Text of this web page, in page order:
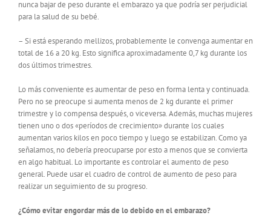
nunca bajar de peso durante el embarazo ya que podría ser perjudicial
para la salud de su bebé.
– Si está esperando mellizos, probablemente le convenga aumentar en
total de 16 a 20 kg. Esto significa aproximadamente 0,7 kg durante los
dos últimos trimestres.
Lo más conveniente es aumentar de peso en forma lenta y continuada.
Pero no se preocupe si aumenta menos de 2 kg durante el primer
trimestre y lo compensa después, o viceversa. Además, muchas mujeres
tienen uno o dos «períodos de crecimiento» durante los cuales
aumentan varios kilos en poco tiempo y luego se estabilizan. Como ya
señalamos, no debería preocuparse por esto a menos que se convierta
en algo habitual. Lo importante es controlar el aumento de peso
general. Puede usar el cuadro de control de aumento de peso para
realizar un seguimiento de su progreso.
¿Cómo evitar engordar más de lo debido en el embarazo?